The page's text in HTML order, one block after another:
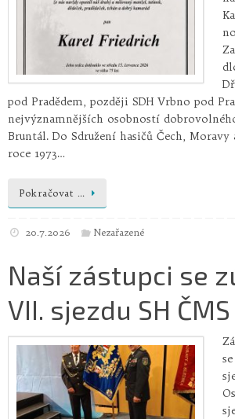
pod Pradědem, později SDH Vrbno pod
nejvýznamnějších osobností
Bruntál. Do Sdružení hasičů Čech, Moravy
roce 1973…
Pokračovat …
20.7.2026 Nezařazené
Naší zástupci se
VII. sjezdu SH ČMS